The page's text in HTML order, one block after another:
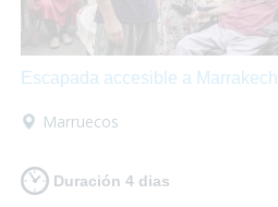
Escapada accesible a Marrakech
Marruecos
Duración 4 dias